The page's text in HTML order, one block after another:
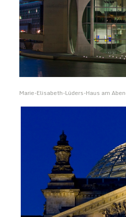
Marie-Elisabeth-Lüders-Haus am